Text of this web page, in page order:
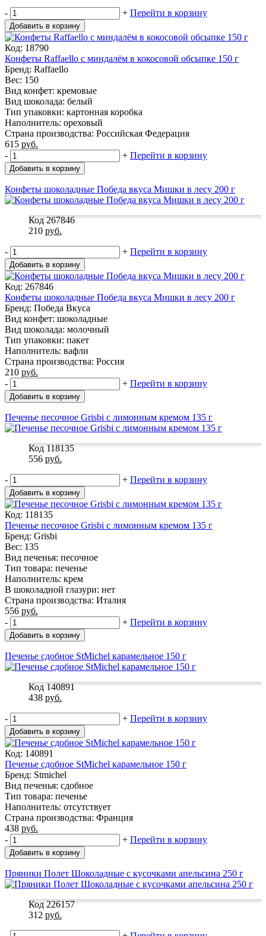
- + Перейти в корзину
Добавить в корзину
Код: 18790
Конфеты Raffaello с миндалём в кокосовой обсыпке 150 г
Бренд: Raffaello
Вес: 150
Вид конфет: кремовые
Вид шоколада: белый
Тип упаковки: картонная коробка
Наполнитель: ореховый
Страна производства: Российская Федерация
615 руб.
-
+ Перейти в корзину
Добавить в корзину
Конфеты шоколадные Победа вкуса Мишки в лесу 200 г
Код 267846
210 руб.
- + Перейти в корзину
Добавить в корзину
Код: 267846
Конфеты шоколадные Победа вкуса Мишки в лесу 200 г
Бренд: Победа Вкуса
Вид конфет: шоколадные
Вид шоколада: молочный
Тип упаковки: пакет
Наполнитель: вафли
Страна производства: Россия
210 руб.
-
+ Перейти в корзину
Добавить в корзину
Печенье песочное Grisbi с лимонным кремом 135 г
Код 118135
556 руб.
- + Перейти в корзину
Добавить в корзину
Код: 118135
Печенье песочное Grisbi с лимонным кремом 135 г
Бренд: Grisbi
Вес: 135
Вид печенья: песочное
Тип товара: печенье
Наполнитель: крем
В шоколадной глазури: нет
Страна производства: Италия
556 руб.
-
+ Перейти в корзину
Добавить в корзину
Печенье сдобное StMichel карамельное 150 г
Код 140891
438 руб.
- + Перейти в корзину
Добавить в корзину
Код: 140891
Печенье сдобное StMichel карамельное 150 г
Бренд: Stmichel
Вид печенья: сдобное
Тип товара: печенье
Наполнитель: отсутствует
Страна производства: Франция
438 руб.
-
+ Перейти в корзину
Добавить в корзину
Пряники Полет Шоколадные с кусочками апельсина 250 г
Код 226157
312 руб.